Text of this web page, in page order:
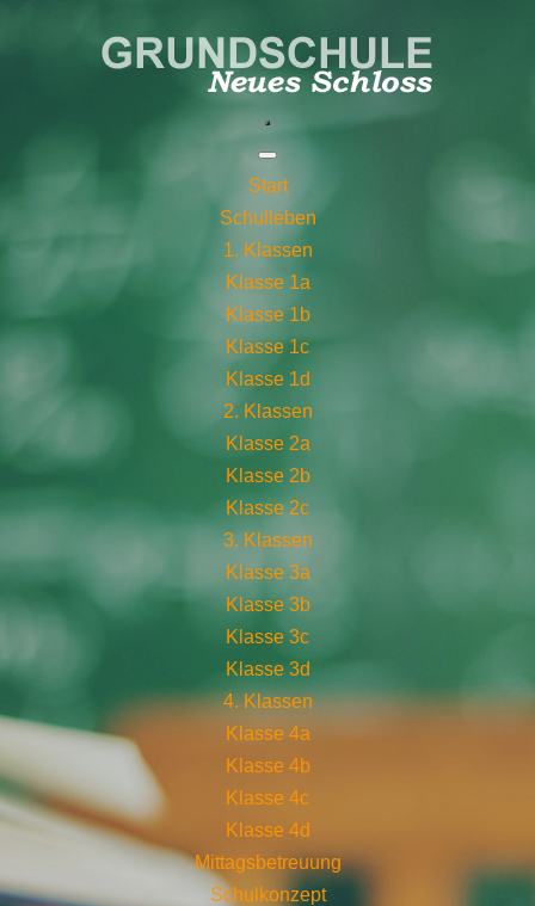
Start
Schulleben
1. Klassen
Klasse 1a
Klasse 1b
Klasse 1c
Klasse 1d
2. Klassen
Klasse 2a
Klasse 2b
Klasse 2c
3. Klassen
Klasse 3a
Klasse 3b
Klasse 3c
Klasse 3d
4. Klassen
Klasse 4a
Klasse 4b
Klasse 4c
Klasse 4d
Mittagsbetreuung
Schulkonzept